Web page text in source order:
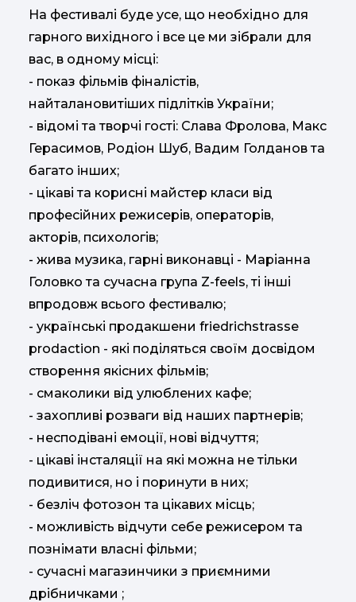
На фестивалі буде усе, що необхідно для
гарного вихідного і все це ми зібрали для
вас, в одному місці:
- показ фільмів фіналістів,
найталановитіших підлітків України;
- відомі та творчі гості: Слава Фролова, Макс
Герасимов, Родіон Шуб, Вадим Голданов та
багато iнших;
- цікаві та корисні майстер класи від
професійних режисерів, операторів,
акторів, психологів;
- жива музика, гарні виконавці - Маріанна
Головко та сучасна група Z-feels, ті інші
впродовж всього фестивалю;
- українські продакшени friedrichstrasse
prodaction - які поділяться своїм досвідом
створення якісних фільмів;
- смаколики від улюблених кафе;
- захопливі розваги від наших партнерів;
- несподівані емоції, нові відчуття;
- цікаві інсталяції на які можна не тільки
подивитися, но і поринути в них;
- безліч фотозон та цікавих місць;
- можливість відчути себе режисером та
познімати власні фільми;
- сучасні магазинчики з приємними
дрібничками ;